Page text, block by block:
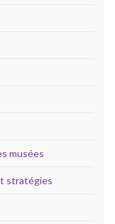
musées
stratégies